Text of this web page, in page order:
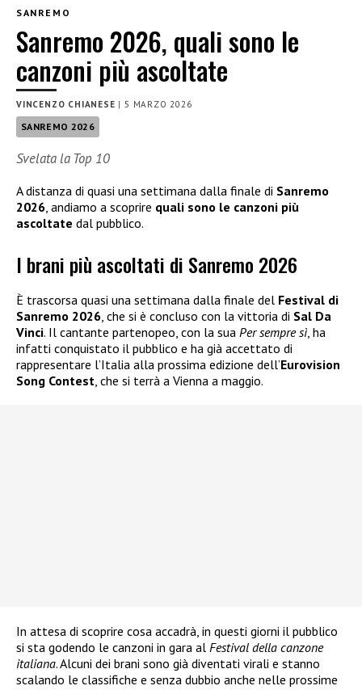
SANREMO
Sanremo 2026, quali sono le
canzoni più ascoltate
VINCENZO CHIANESE | 5 MARZO 2026
SANREMO 2026
Svelata la Top 10
A distanza di quasi una settimana dalla finale di Sanremo
2026, andiamo a scoprire quali sono le canzoni più
ascoltate dal pubblico.
I brani più ascoltati di Sanremo 2026
È trascorsa quasi una settimana dalla finale del Festival di
Sanremo 2026 , che si è concluso con la vittoria di Sal Da
Vinci. Il cantante partenopeo, con la sua Per sempre sì , ha
infatti conquistato il pubblico e ha già accettato di
rappresentare l’Italia alla prossima edizione dell’Eurovision
Song Contest , che si terrà a Vienna a maggio.
In attesa di scoprire cosa accadrà, in questi giorni il pubblico
si sta godendo le canzoni in gara al Festival della canzone
italiana. Alcuni dei brani sono già diventati virali e stanno
scalando le classifiche e senza dubbio anche nelle prossime